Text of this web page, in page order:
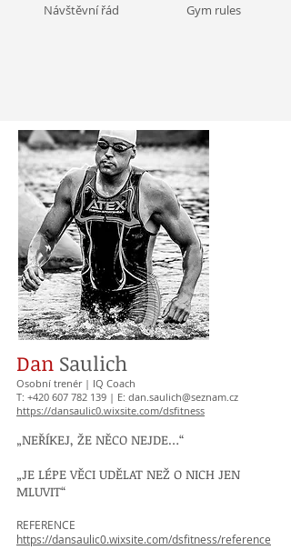
Návštěvní řád Gym rules
Dan Saulich
Osobní trenér | IQ Coach
T: +420 607 782 139 | E: dan.saulich@seznam.cz
https://dansaulic0.wixsite.com/dsfitness
„NEŘÍKEJ, ŽE NĚCO NEJDE…“
„JE LÉPE VĚCI UDĚLAT NEŽ O NICH JEN
MLUVIT“
REFERENCE
https://dansaulic0.wixsite.com/dsfitness/reference